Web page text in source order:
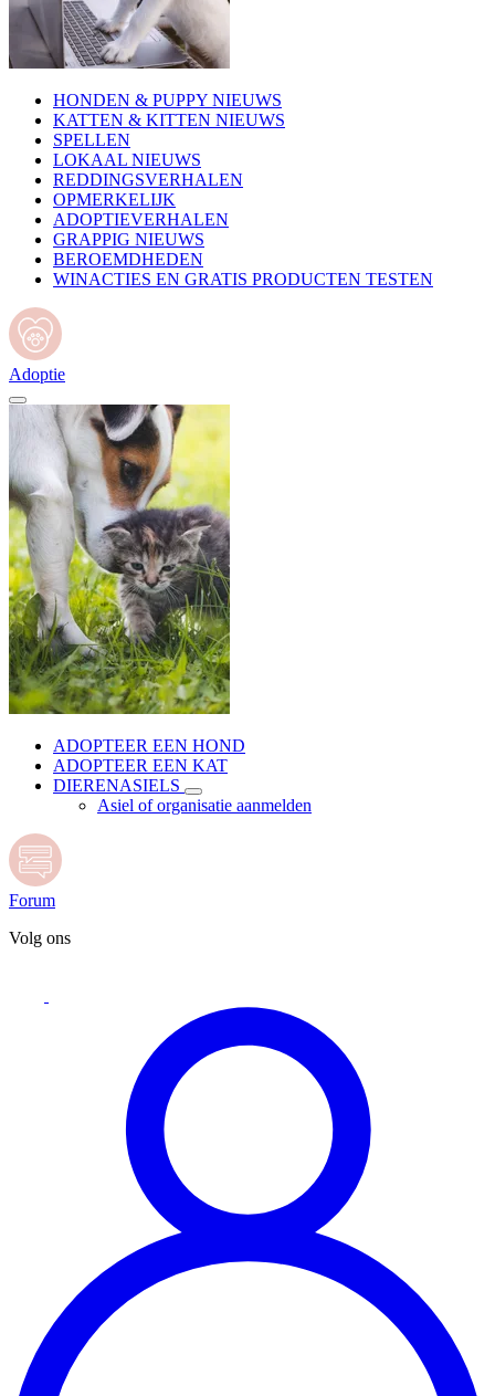
HONDEN & PUPPY NIEUWS
KATTEN & KITTEN NIEUWS
SPELLEN
LOKAAL NIEUWS
REDDINGSVERHALEN
OPMERKELIJK
ADOPTIEVERHALEN
GRAPPIG NIEUWS
BEROEMDHEDEN
WINACTIES EN GRATIS PRODUCTEN TESTEN
Adoptie
ADOPTEER EEN HOND
ADOPTEER EEN KAT
DIERENASIELS
Asiel of organisatie aanmelden
Forum
Volg ons